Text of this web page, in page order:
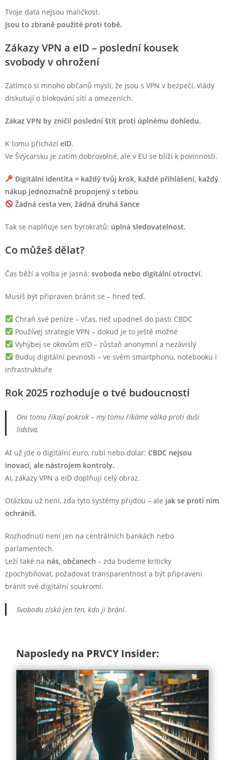
Tvoje data nejsou maličkost.
Jsou to zbraně použité proti tobě.
Zákazy VPN a eID – poslední kousek
svobody v ohrožení
Zatímco si mnoho občanů myslí, že jsou s VPN v bezpečí, vlády
diskutují o blokování sítí a omezeních.
Zákaz VPN by zničil poslední štít proti úplnému dohledu.
K tomu přichází eID.
Ve Švýcarsku je zatím dobrovolné, ale v EU se blíží k povinnosti.
Digitální identita = každý tvůj krok, každé přihlášení, každý
nákup jednoznačně propojený s tebou
Žádná cesta ven, žádná druhá šance
Tak se naplňuje sen byrokratů: úplná sledovatelnost.
Co můžeš dělat?
Čas běží a volba je jasná: svoboda nebo digitální otroctví.
Musíš být připraven bránit se – hned teď.
Chraň své peníze – včas, než upadneš do pasti CBDC
Používej strategie VPN – dokud je to ještě možné
Vyhýbej se okovům eID – zůstaň anonymní a nezávislý
Buduj digitální pevnosti – ve svém smartphonu, notebooku i
infrastruktuře
Rok 2025 rozhoduje o tvé budoucnosti
Oni tomu říkají pokrok – my tomu říkáme válka proti duši
lidstva.
Ať už jde o digitální euro, rubl nebo dolar: CBDC nejsou
inovací, ale nástrojem kontroly.
AI, zákazy VPN a eID doplňují celý obraz.
Otázkou už není, zda tyto systémy přijdou – ale jak se proti nim
ochráníš.
Rozhodnutí není jen na centrálních bankách nebo
parlamentech.
Leží také na nás, občanech – zda budeme kriticky
zpochybňovat, požadovat transparentnost a být připraveni
bránit své digitální soukromí.
Svobodu získá jen ten, kdo ji brání.
Naposledy na PRVCY Insider: